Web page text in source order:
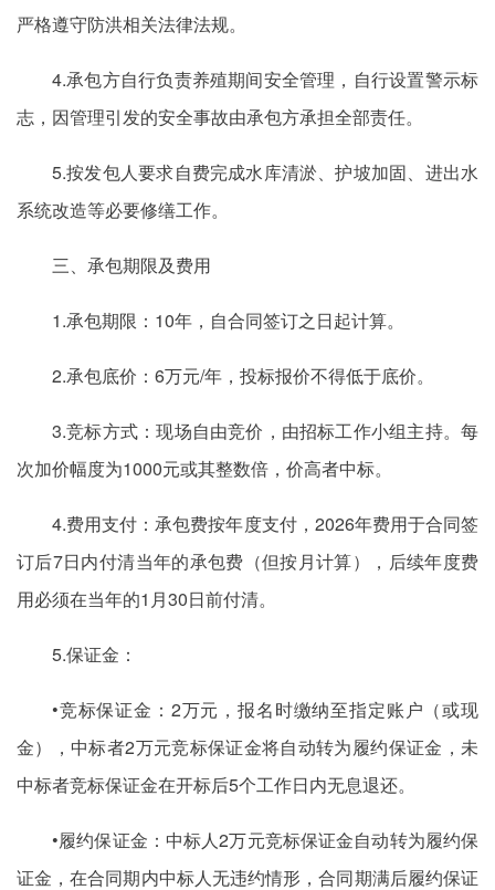
严格遵守防洪相关法律法规。
4.承包方自行负责养殖期间安全管理，自行设置警示标
志，因管理引发的安全事故由承包方承担全部责任。
5.按发包人要求自费完成水库清淤、护坡加固、进出水
系统改造等必要修缮工作。
三、承包期限及费用
1.承包期限：10年，自合同签订之日起计算。
2.承包底价：6万元/年，投标报价不得低于底价。
3.竞标方式：现场自由竞价，由招标工作小组主持。每
次加价幅度为1000元或其整数倍，价高者中标。
4.费用支付：承包费按年度支付，2026年费用于合同签
订后7日内付清当年的承包费（但按月计算），后续年度费
用必须在当年的1月30日前付清。
5.保证金：
•竞标保证金：2万元，报名时缴纳至指定账户（或现
金），中标者2万元竞标保证金将自动转为履约保证金，未
中标者竞标保证金在开标后5个工作日内无息退还。
•履约保证金：中标人2万元竞标保证金自动转为履约保
证金，在合同期内中标人无违约情形，合同期满后履约保证